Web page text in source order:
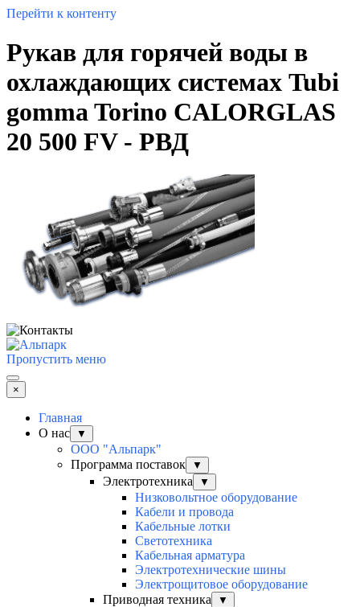
Перейти к контенту
Рукав для горячей воды в
охлаждающих системах Tubi
gomma Torino CALORGLAS
20 500 FV - РВД
Пропустить меню
×
Главная
О нас
▼
ООО "Альпарк"
Программа поставок
▼
Электротехника ▼
Низковольтное оборудование
Кабели и провода
Кабельные лотки
Светотехника
Кабельная арматура
Электротехнические шины
Электрощитовое оборудование
Приводная техника
▼